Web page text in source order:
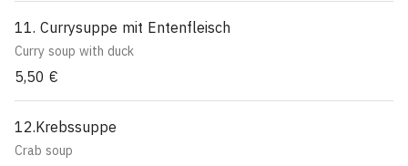
11. Currysuppe mit Entenfleisch
Curry soup with duck
5,50 €
12.Krebssuppe
Crab soup